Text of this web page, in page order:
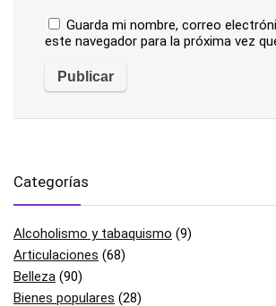
Guarda mi nombre, correo
este navegador para la próxima vez
Categorías
Alcoholismo y tabaquismo (9)
Articulaciones (68)
Belleza (90)
Bienes populares (28)